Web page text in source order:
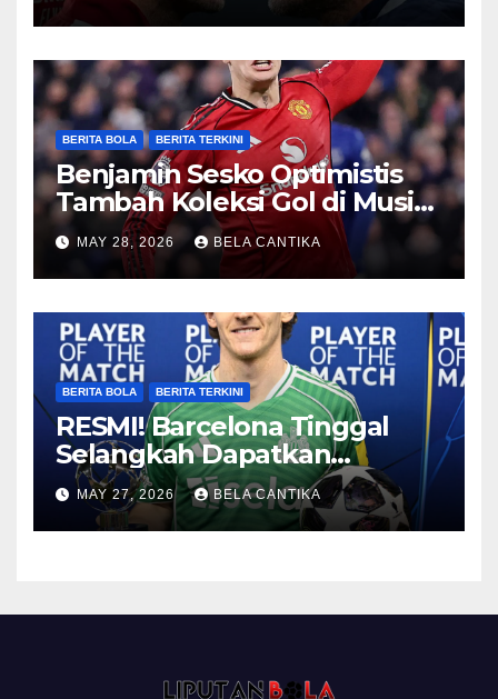
BERITA BOLA BERITA TERKINI
Benjamin Sesko Optimistis
Tambah Koleksi Gol di Musim
2026/27
MAY 28, 2026 BELA CANTIKA
BERITA BOLA BERITA TERKINI
RESMI! Barcelona Tinggal
Selangkah Dapatkan
Anthony Gordon
MAY 27, 2026 BELA CANTIKA